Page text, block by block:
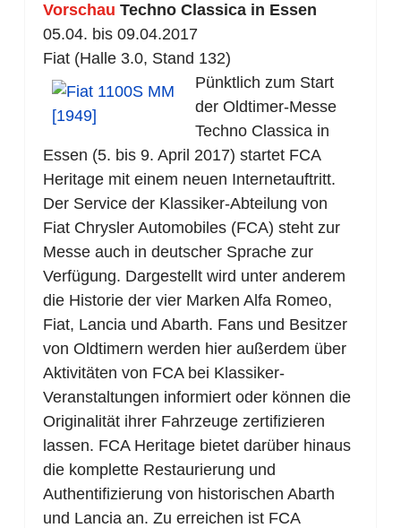
Vorschau Techno Classica in Essen
05.04. bis 09.04.2017
Fiat (Halle 3.0, Stand 132)
Pünktlich zum Start
der Oldtimer-Messe
Techno Classica in
Essen (5. bis 9. April 2017) startet FCA
Heritage mit einem neuen Internetauftritt.
Der Service der Klassiker-Abteilung von
Fiat Chrysler Automobiles (FCA) steht zur
Messe auch in deutscher Sprache zur
Verfügung. Dargestellt wird unter anderem
die Historie der vier Marken Alfa Romeo,
Fiat, Lancia und Abarth. Fans und Besitzer
von Oldtimern werden hier außerdem über
Aktivitäten von FCA bei Klassiker-
Veranstaltungen informiert oder können die
Originalität ihrer Fahrzeuge zertifizieren
lassen. FCA Heritage bietet darüber hinaus
die komplette Restaurierung und
Authentifizierung von historischen Abarth
und Lancia an. Zu erreichen ist FCA